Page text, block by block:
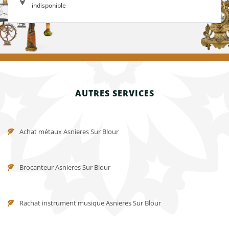
indisponible
AUTRES SERVICES
Achat métaux Asnieres Sur Blour
Brocanteur Asnieres Sur Blour
Rachat instrument musique Asnieres Sur Blour